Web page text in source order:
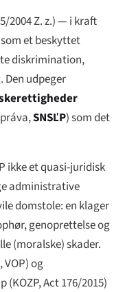
2004 Z. z.) — i kraft
et beskyttet
diskrimination,
udpeger
,SNSĽP) som det
ikke et quasi-juridisk
administrative
domstole: en klager
genoprettelse og
(moralske) skader.
, VOP) og
Act 176/2015)